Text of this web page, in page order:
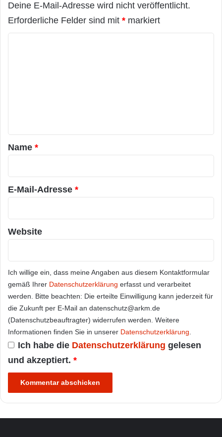
Deine E-Mail-Adresse wird nicht veröffentlicht.
Erforderliche Felder sind mit * markiert
a
r
*
Name *
E-Mail-Adresse *
Website
Ich willige ein, dass meine Angaben aus diesem Kontaktformular
gemäß Ihrer Datenschutzerklärung erfasst und verarbeitet
werden. Bitte beachten: Die erteilte Einwilligung kann jederzeit für
die Zukunft per E-Mail an datenschutz@arkm.de
(Datenschutzbeauftragter) widerrufen werden. Weitere
Informationen finden Sie in unserer Datenschutzerklärung
Ich habe die Datenschutzerklärung gelesen
und akzeptiert. *